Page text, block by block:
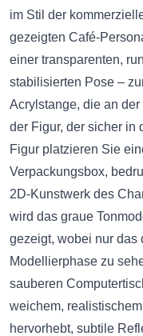
im Stil der
gezeigten Café-
einer transparenten,
stabilisierten Pose –
Acrylstange, die an
der Figur, der sicher in
Figur platzieren Sie
Verpackungsbox,
2D-Kunstwerk des
wird das graue
gezeigt, wobei nur das
Modellierphase zu
sauberen
weichem,
hervorhebt, subtile